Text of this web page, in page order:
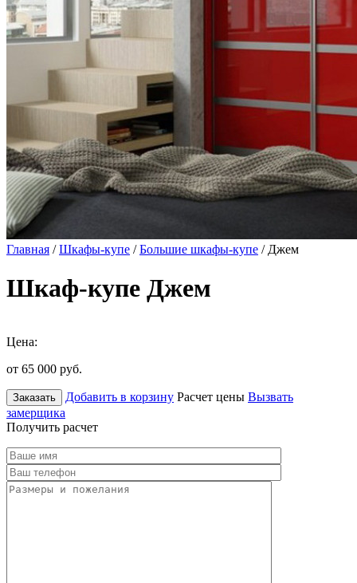
Главная /Шкафы-купе /Большие шкафы-купе / Джем
Шкаф-купе Джем
Цена:
от 65 000 руб.
Заказать Добавить в корзину Расчет цены Вызвать
замерщика
Получить расчет